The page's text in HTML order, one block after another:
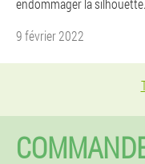
endommager la silhouette.
9 février 2022